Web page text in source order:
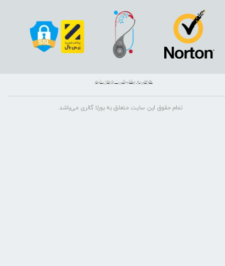
تمام حقوق این سایت متعلق به بورلا گالری می‌باشد.
طراحی و پشتیبانی : بارمان تیم